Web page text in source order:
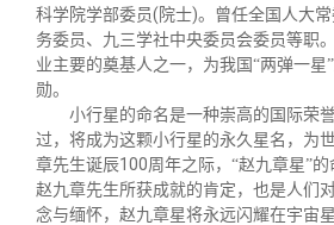
校友文苑
校友讲坛
校友视界
三创大赛
实用信息
会长致辞
总会章程
理事会名单
科学院学部委员( 院士)。曾任全国人大
务委员、九三学社中央委员会委员等职
业主要的奠基人之一，为我国“两弹一星
勋。
小行星的命名是一种崇高的国际荣
过，将成为这颗小行星的永久星名，为
章先生诞辰100周年之际，“赵九章星”
赵九章先生所获成就的肯定，也是人们
念与缅怀，赵九章星将永远闪耀在宇宙